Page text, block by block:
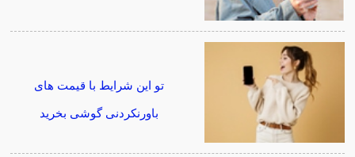
تو این شرایط با قیمت های
باورنکردنی گوشی بخرید